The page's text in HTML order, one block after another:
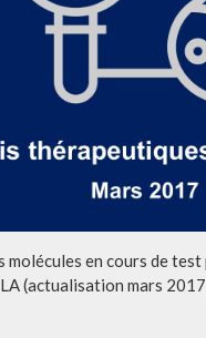
en cours de
(actualisation mars